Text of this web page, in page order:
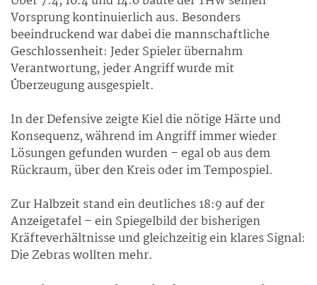
Vorsprung kontinuierlich aus. Besonders
beeindruckend war dabei die mannschaftliche
Geschlossenheit: Jeder Spieler übernahm
Verantwortung, jeder Angriff wurde mit
Überzeugung ausgespielt.
In der Defensive zeigte Kiel die nötige Härte und
Konsequenz, während im Angriff immer wieder
Lösungen gefunden wurden – egal ob aus dem
Rückraum, über den Kreis oder im Tempospiel.
Zur Halbzeit stand ein deutliches 18:9 auf der
Anzeigetafel – ein Spiegelbild der bisherigen
Kräfteverhältnisse und gleichzeitig ein klares Signal:
Die Zebras wollten mehr.